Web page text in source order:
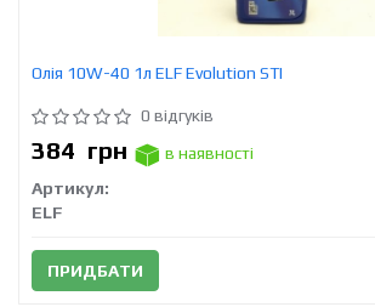
Олія 10W-40 1л ELF Evolution STI
0 відгуків
384 грн
в наявності
Артикул:
ELF
ПРИДБАТИ